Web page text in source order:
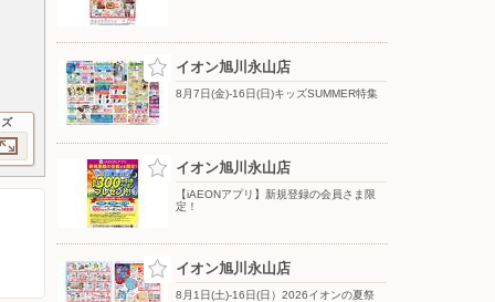
イオン旭川永山店
8月7日(金)-16日(日)キッズSUMMER特集
イオン旭川永山店
【iAEONアプリ】新規登録の会員さま限
定！
イオン旭川永山店
8月1日(土)-16日(日）2026イオンの夏祭